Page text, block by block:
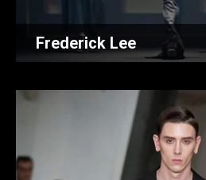
Frederick Lee